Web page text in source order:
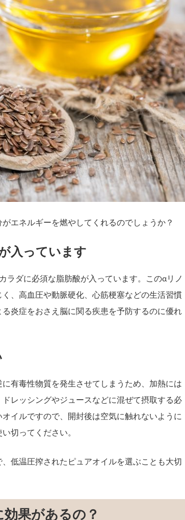
エネルギーを燃やしてくれるのでしょうか？
入っています
ラダに必須な脂肪酸が入っています。このαリノ
、高血圧や動脈硬化、心筋梗塞などの生活習慣
炎症をおさえ脳に関る疾患を予防するのに優れ
有毒性物質を発生させてしまうため、加熱には
レッシングやジュースなどに混ぜて摂取する必
イルですので、開封後は空気に触れないように
切ってください。
低温圧搾されたピュアオイルを選ぶことも大切
果があるの？